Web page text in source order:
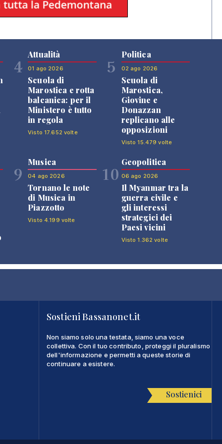
4
Attualità
01 ago 2026
Scuola di
Marostica e rotta
balcanica: per il
Ministero è tutto
in regola
Visto 17.652 volte
5
Politica
02 ago 2026
Scuola di
Marostica,
Giovine e
Donazzan
replicano alle
opposizioni
Visto 15.479 volte
9
Musica
04 ago 2026
Tornano le note
di Musica in
Piazzotto
Visto 4.199 volte
10
Geopolitica
06 ago 2026
Il Myanmar tra la
guerra civile e
gli interessi
strategici dei
Paesi vicini
Visto 1.362 volte
Sostieni Bassanonet.it
Non siamo solo una testata, siamo una voce
collettiva. Con il tuo contributo, proteggi il pluralismo
dell'informazione e permetti a queste storie di
continuare a esistere.
Sostienici